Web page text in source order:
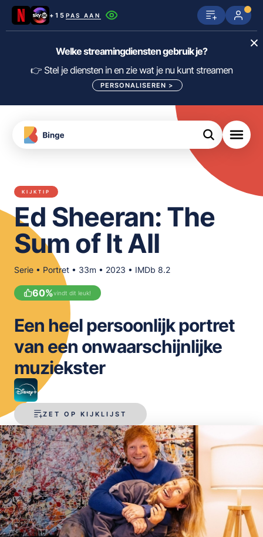
+15 PAS AAN
Netflix SkyShowtime Prime Video
Disney+ Videoland HBO Max
Viaplay Apple TV
KIJK
FILTER FILMS EN SERIES OP MIJN
DIENSTEN
Welke streamingdiensten gebruik je?
👉 Stel je diensten in en zie wat je nu kunt streamen
PERSONALISEREN >
Download
de
Binge
App
KIJKTIP
Ed Sheeran: The
Sum of It All
Serie • Portret • 33m • 2023 • IMDb 8.2
60%vindt dit leuk!
ZET OP KIJKLIJST
Een heel persoonlijk portret
van een onwaarschijnlijke
muziekster